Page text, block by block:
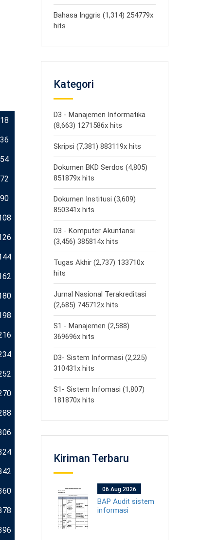
18
36
54
72
90
Bahasa Inggris (1,314) 254779x
hits
Kategori
D3 - Manajemen Informatika
(8,663) 1271586x hits
Skripsi (7,381) 883119x hits
Dokumen BKD Serdos (4,805)
851879x hits
Dokumen Institusi (3,609)
850341x hits
D3 - Komputer Akuntansi
(3,456) 385814x hits
Tugas Akhir (2,737) 133710x
hits
Jurnal Nasional Terakreditasi
(2,685) 745712x hits
S1 - Manajemen (2,588)
369696x hits
D3- Sistem Informasi (2,225)
310431x hits
S1- Sistem Infomasi (1,807)
181870x hits
Kiriman Terbaru
06 Aug 2026
BAP Audit sistem
informasi